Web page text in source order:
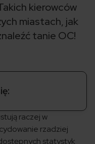
kierowców
miastach, jak
tanie OC!
raczej w
rzadziej
statystyk